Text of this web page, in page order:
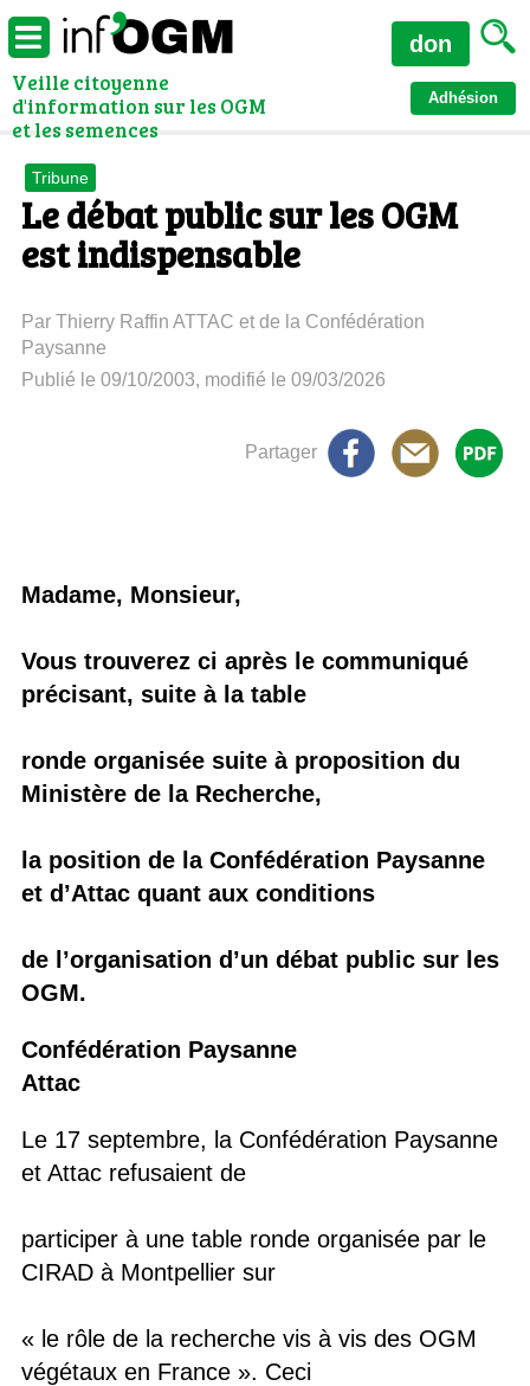
Veille citoyenne
d'information sur les OGM
et les semences
Adhésion
don
Tribune
Le débat public sur les OGM
est indispensable
Par Thierry Raffin ATTAC et de la Confédération
Paysanne
Publié le 09/10/2003, modifié le 09/03/2026
Partager
Madame, Monsieur,
Vous trouverez ci après le communiqué
précisant, suite à la table
ronde organisée suite à proposition du
Ministère de la Recherche,
la position de la Confédération Paysanne
et d’Attac quant aux conditions
de l’organisation d’un débat public sur les
OGM.
Confédération Paysanne
Attac
Le 17 septembre, la Confédération Paysanne
et Attac refusaient de
participer à une table ronde organisée par le
CIRAD à Montpellier sur
« le rôle de la recherche vis à vis des OGM
végétaux en France ». Ceci